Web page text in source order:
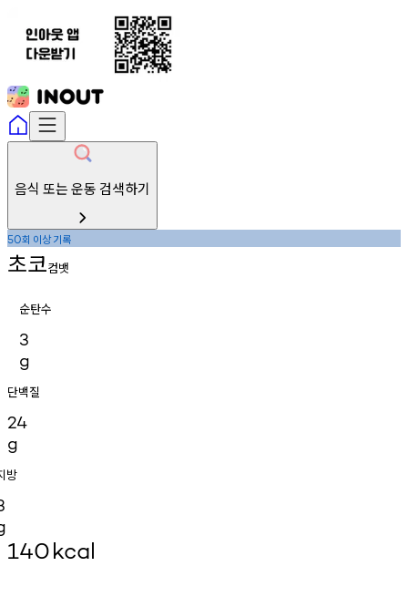
음식 또는 운동 검색하기
50회 이상기록
초코컴뱃
순탄수
3
g
단백질
24
g
방
140kcal